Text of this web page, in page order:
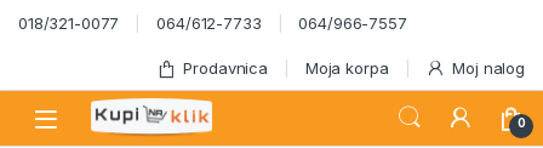
Skip to navigation
Skip to content
018/321-0077 064/612-7733 064/966-7557
Prodavnica Moja korpa Moj nalog
0